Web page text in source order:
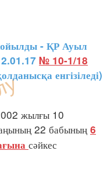
- ҚР Ауыл
№ 10-1/18
енгізіледі)
жылғы 10
22 бабының 6
сәйкес